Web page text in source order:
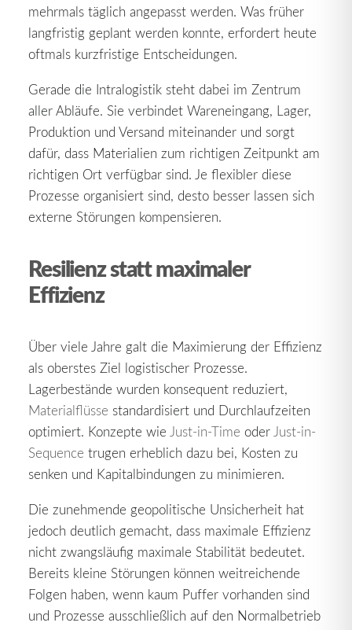
mehrmals täglich angepasst werden. Was früher
langfristig geplant werden konnte, erfordert heute
oftmals kurzfristige Entscheidungen.
Gerade die Intralogistik steht dabei im Zentrum
aller Abläufe. Sie verbindet Wareneingang, Lager,
Produktion und Versand miteinander und sorgt
dafür, dass Materialien zum richtigen Zeitpunkt am
richtigen Ort verfügbar sind. Je flexibler diese
Prozesse organisiert sind, desto besser lassen sich
externe Störungen kompensieren.
Resilienz statt maximaler
Effizienz
Über viele Jahre galt die Maximierung der Effizienz
als oberstes Ziel logistischer Prozesse.
Lagerbestände wurden konsequent reduziert,
Materialflüsse standardisiert und Durchlaufzeiten
optimiert. Konzepte wie Just-in-Time oderJust-in-
Sequence trugen erheblich dazu bei, Kosten zu
senken und Kapitalbindungen zu minimieren.
Die zunehmende geopolitische Unsicherheit hat
jedoch deutlich gemacht, dass maximale Effizienz
nicht zwangsläufig maximale Stabilität bedeutet.
Bereits kleine Störungen können weitreichende
Folgen haben, wenn kaum Puffer vorhanden sind
und Prozesse ausschließlich auf den Normalbetrieb